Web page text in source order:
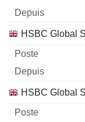
HSBC Global
HSBC Global